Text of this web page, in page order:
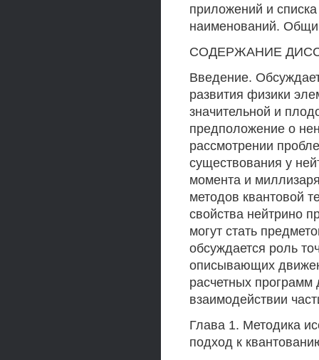
приложений и
наименований.
СОДЕРЖАНИЕ
Введение.
развития физики
значительной и
предположение о
рассмотрении
существования у
момента и
методов квантовой
свойства нейтрино
могут стать
обсуждается роль
описывающих
расчетных
взаимодействии
Глава 1. Методика
подход к